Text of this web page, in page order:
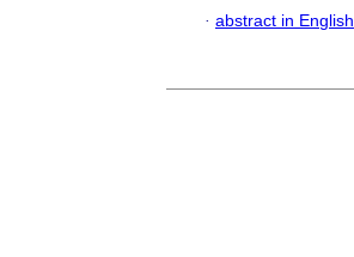
· abstract in English